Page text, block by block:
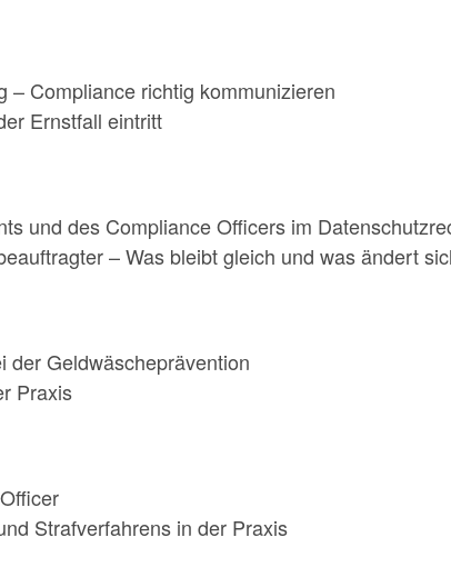
– Compliance richtig kommunizieren
Ernstfall eintritt
und des Compliance Officers im
– Was bleibt gleich und was ändert
der Geldwäscheprävention
Praxis
Strafverfahrens in der Praxis